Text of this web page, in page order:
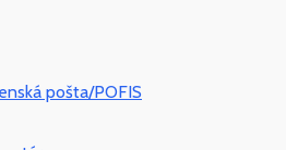
pošta/POFIS